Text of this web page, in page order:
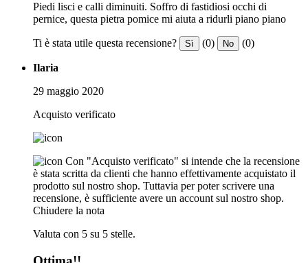
Piedi lisci e calli diminuiti. Soffro di fastidiosi occhi di
pernice, questa pietra pomice mi aiuta a ridurli piano piano
Ti è stata utile questa recensione? Sì (0) No (0)
Ilaria
29 maggio 2020
Acquisto verificato
Con "Acquisto verificato" si intende che la recensione
è stata scritta da clienti che hanno effettivamente acquistato il
prodotto sul nostro shop. Tuttavia per poter scrivere una
recensione, è sufficiente avere un account sul nostro shop.
Chiudere la nota
Valuta con 5 su 5 stelle.